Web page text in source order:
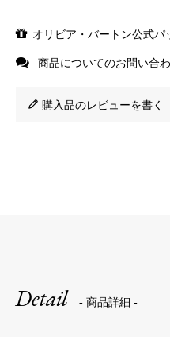
オリビア・バートン公式パ
商品についてのお問い合
購入品のレビューを書く
Detail - 商品詳細 -